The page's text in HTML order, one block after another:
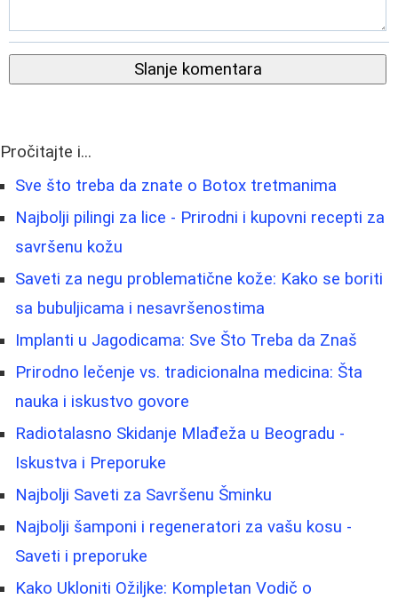
Slanje komentara
Pročitajte i...
Sve što treba da znate o Botox tretmanima
Najbolji pilingi za lice - Prirodni i kupovni recepti za
savršenu kožu
Saveti za negu problematične kože: Kako se boriti
sa bubuljicama i nesavršenostima
Implanti u Jagodicama: Sve Što Treba da Znaš
Prirodno lečenje vs. tradicionalna medicina: Šta
nauka i iskustvo govore
Radiotalasno Skidanje Mlađeža u Beogradu -
Iskustva i Preporuke
Najbolji Saveti za Savršenu Šminku
Najbolji šamponi i regeneratori za vašu kosu -
Saveti i preporuke
Kako Ukloniti Ožiljke: Kompletan Vodič o